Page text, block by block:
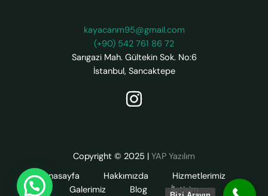
kayacanm95@gmail.com
(+90) 542 761 86 72
Sarıgazi Mah. Gültekin Sok. No:6
İstanbul, Sancaktepe
Copyright © 2025 | YAP Yazılım
Anasayfa
Hakkımızda
Hizmetlerimiz
Galerimiz
Blog İletişim